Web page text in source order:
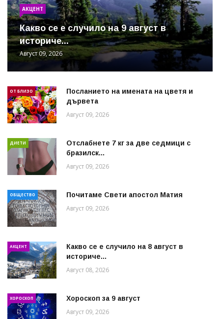
АКЦЕНТ
Какво се е случило на 9 август в
историче...
Август 09, 2026
ОТ БЛИЗО
Посланието на имената на цветя и
дървета
Август 09, 2026
ДИЕТИ
Отслабнете 7 кг за две седмици с
бразилск...
Август 09, 2026
ОБЩЕСТВО Почитаме Свети апостол Матия
Август 09, 2026
АКЦЕНТ
Какво се е случило на 8 август в
историче...
Август 08, 2026
ХОРОСКОП Хороскоп за 9 август
Август 09, 2026